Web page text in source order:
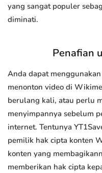
yang sangat populer
diminati.
Penafian
Anda dapat
menonton video di
berulang kali, atau perlu
menyimpannya sebelum
internet. Tentunya
pemilik hak cipta konten
konten yang
memberikan hak cipta